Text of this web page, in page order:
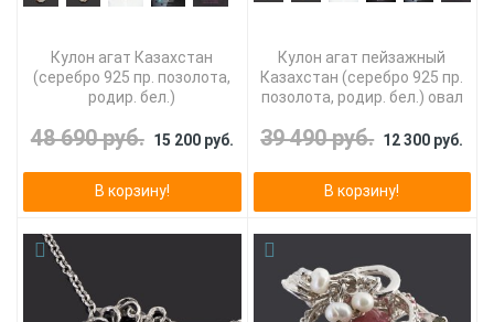
Кулон агат Казахстан
(серебро 925 пр. позолота,
родир. бел.)
48 690 руб. 15 200 руб.
В корзину!
Кулон агат пейзажный
Казахстан (серебро 925 пр.
позолота, родир. бел.) овал
39 490 руб. 12 300 руб.
В корзину!